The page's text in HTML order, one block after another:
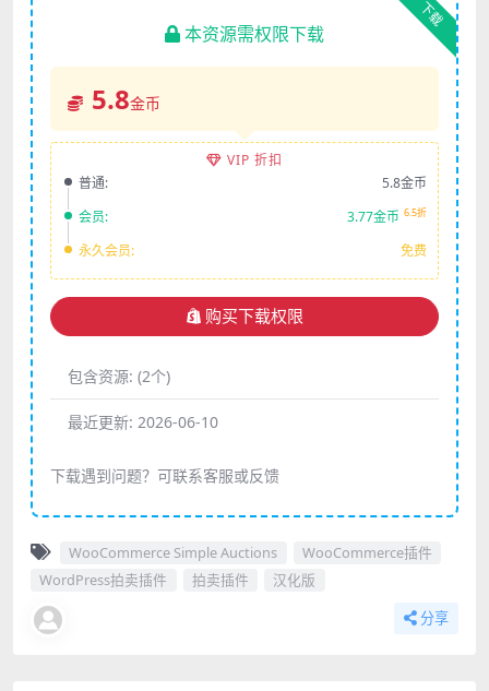
下载
本资源需权限下载
5.8金币
VIP 折扣
普通:
5.8金币
会员:
3.77金币 6.5折
永久会员: 免费
购买下载权限
包含资源: (2个)
最近更新: 2026-06-10
下载遇到问题？可联系客服或反馈
WooCommerce Simple Auctions
WooCommerce插件
WordPress拍卖插件
拍卖插件 汉化版
分享